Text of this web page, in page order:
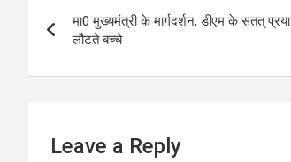
A
p
p
o
o
k
g
a
navigation
मा0 मुख्यमंत्री के मार्गदर्शन, डीएम के सतत्
लौटते बच्चे
Leave a Reply